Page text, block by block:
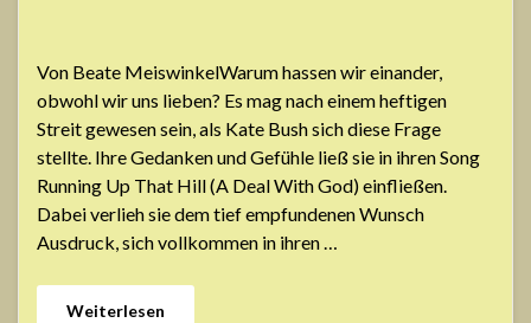
Von Beate MeiswinkelWarum hassen wir einander,
obwohl wir uns lieben? Es mag nach einem heftigen
Streit gewesen sein, als Kate Bush sich diese Frage
stellte. Ihre Gedanken und Gefühle ließ sie in ihren Song
Running Up That Hill (A Deal With God) einfließen.
Dabei verlieh sie dem tief empfundenen Wunsch
Ausdruck, sich vollkommen in ihren …
Weiterlesen